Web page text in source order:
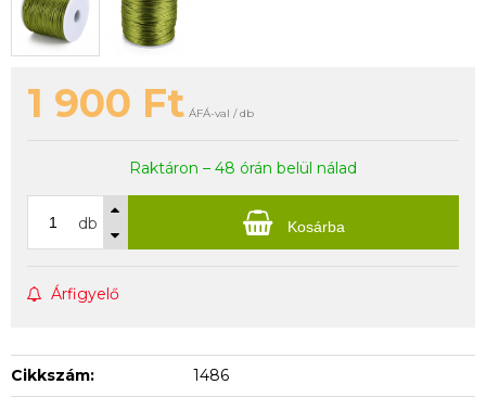
1 900 Ft ÁFÁ-val / db
Raktáron – 48 órán belül nálad
db Kosárba
Árfigyelő
Cikkszám: 1486